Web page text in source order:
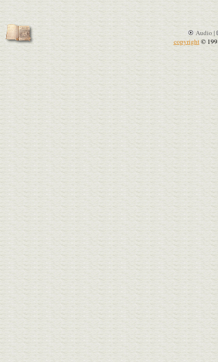
Audio |
copyright©